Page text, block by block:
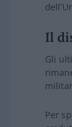
Il
Gli
Per